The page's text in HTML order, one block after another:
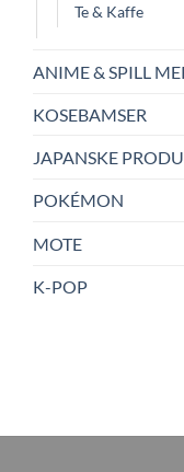
Te & Kaffe
ANIME & SPILL
KOSEBAMSER
JAPANSKE
POKÉMON
MOTE
K-POP